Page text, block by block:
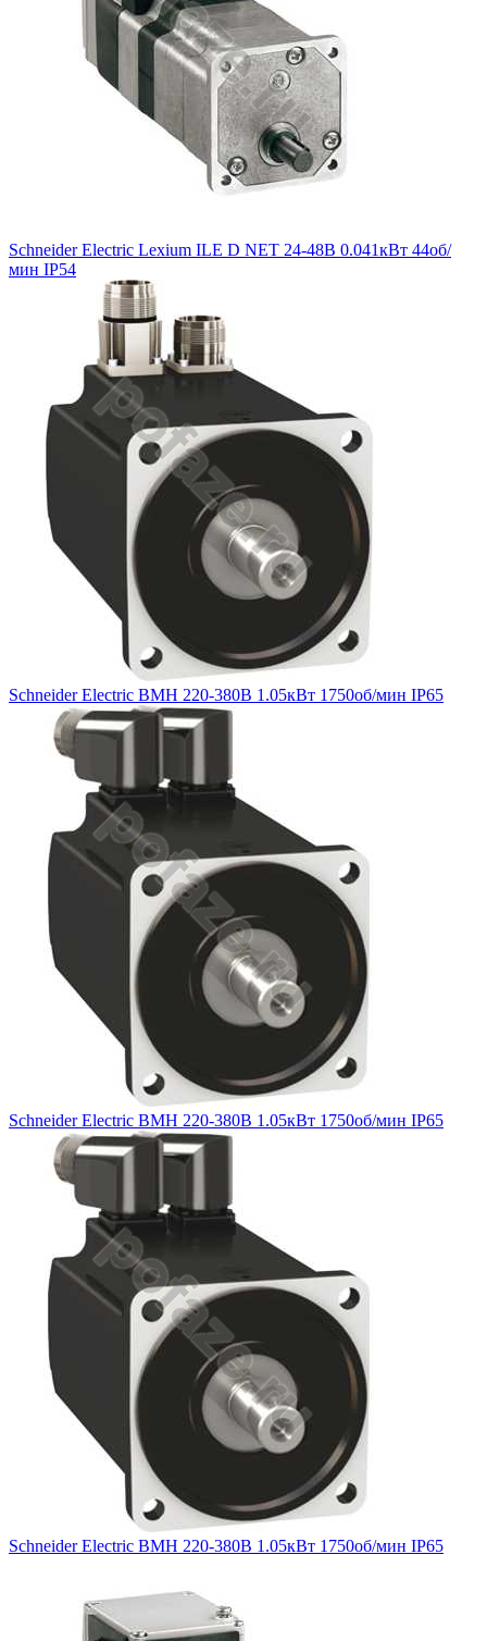
Schneider Electric Lexium ILE D NET 24-48В 0.041кВт 44об/
мин IP54
Schneider Electric BMH 220-380В 1.05кВт 1750об/мин IP65
Schneider Electric BMH 220-380В 1.05кВт 1750об/мин IP65
Schneider Electric BMH 220-380В 1.05кВт 1750об/мин IP65